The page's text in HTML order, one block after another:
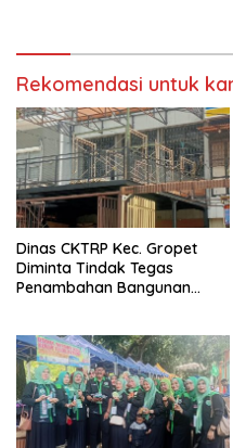
Rekomendasi untuk
Dinas CKTRP Kec. Gropet
Diminta Tindak Tegas
Penambahan Bangunan